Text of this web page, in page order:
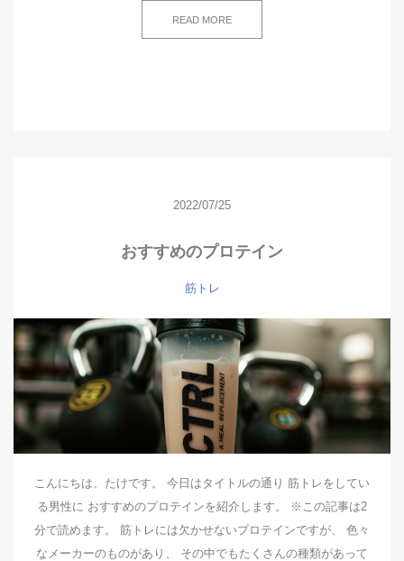
READ MORE
2022/07/25
おすすめのプロテイン
筋トレ
こんにちは、たけです。 今日はタイトルの通り 筋トレをしてい
る男性に おすすめのプロテインを紹介します。 ※この記事は2
分で読めます。 筋トレには欠かせないプロテインですが、 色々
なメーカーのものがあり、 その中でもたくさんの種類があって